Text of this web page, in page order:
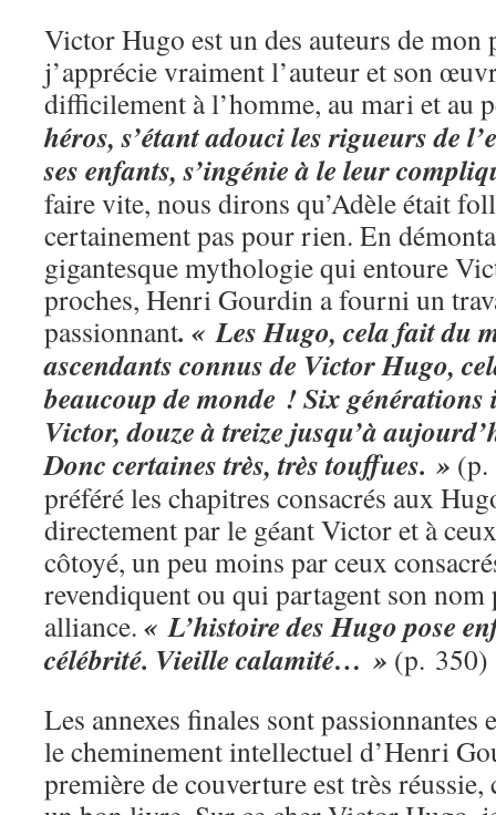
Victor Hugo est un des auteurs de mon
j’apprécie vraiment l’auteur et son
difficilement à l’homme, au mari et au
héros, s’étant adouci les rigueurs de
ses enfants, s’ingénie à le leur
faire vite, nous dirons qu’Adèle était
certainement pas pour rien. En
gigantesque mythologie qui entoure
proches, Henri Gourdin a fourni un
passionnant. « Les Hugo, cela fait du
ascendants connus de Victor Hugo,
beaucoup de monde ! Six générations
Victor, douze à treize jusqu’à
Donc certaines très, très touffues. » (p.
préféré les chapitres consacrés aux
directement par le géant Victor et à
côtoyé, un peu moins par ceux
revendiquent ou qui partagent son nom
alliance. « L’histoire des Hugo pose
célébrité. Vieille calamité… » (p. 350)
Les annexes finales sont passionnantes
le cheminement intellectuel d’Henri
première de couverture est très réussie,